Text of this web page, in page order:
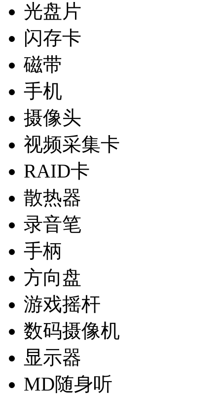
光盘片
闪存卡
磁带
手机
摄像头
视频采集卡
RAID卡
散热器
录音笔
手柄
方向盘
游戏摇杆
数码摄像机
显示器
MD随身听